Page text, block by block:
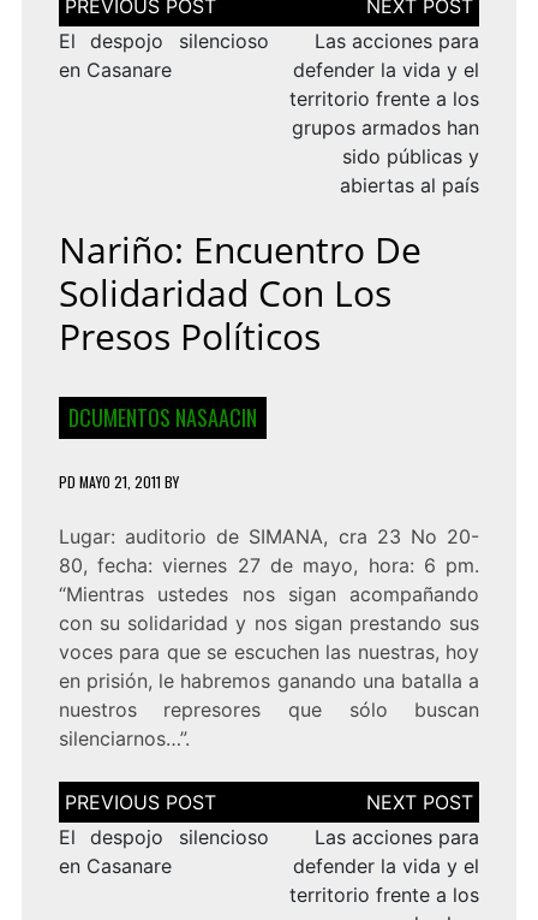
de
entradas
El despojo silencioso
en Casanare
Las acciones para
defender la vida y el
territorio frente a los
grupos armados han
sido públicas y
abiertas al país
Nariño: Encuentro De
Solidaridad Con Los
Presos Políticos
DCUMENTOS NASAACIN
PD MAYO 21, 2011 BY
Lugar: auditorio de SIMANA, cra 23 No 20-
80, fecha: viernes 27 de mayo, hora: 6 pm.
“Mientras ustedes nos sigan acompañando
con su solidaridad y nos sigan prestando sus
voces para que se escuchen las nuestras, hoy
en prisión, le habremos ganando una batalla a
nuestros represores que sólo buscan
silenciarnos…”.
Navegación
de
entradas
El despojo silencioso
en Casanare
Las acciones para
defender la vida y el
territorio frente a los